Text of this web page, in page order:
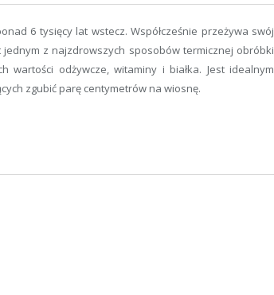
6 tysięcy lat wstecz. Współcześnie przeżywa swój
z najzdrowszych sposobów termicznej obróbki
odżywcze, witaminy i białka. Jest idealnym
zgubić parę centymetrów na wiosnę.